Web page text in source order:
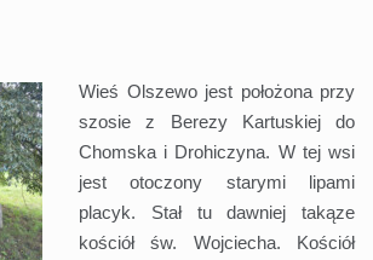
Wieś Olszewo jest położona przy
szosie z Berezy Kartuskiej do
Chomska i Drohiczyna. W tej wsi
jest otoczony starymi lipami
placyk. Stał tu dawniej takąze
kościół św. Wojciecha. Kościół